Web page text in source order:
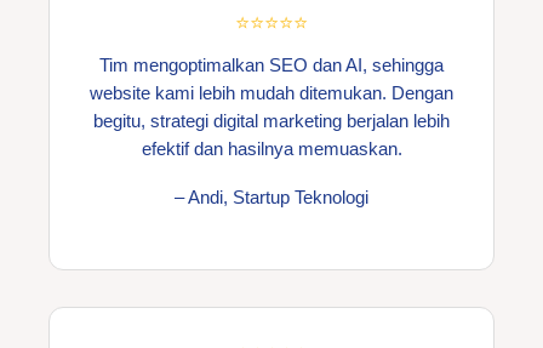
⭐⭐⭐⭐⭐
Tim mengoptimalkan SEO dan AI, sehingga
website kami lebih mudah ditemukan. Dengan
begitu, strategi digital marketing berjalan lebih
efektif dan hasilnya memuaskan.
– Andi, Startup Teknologi